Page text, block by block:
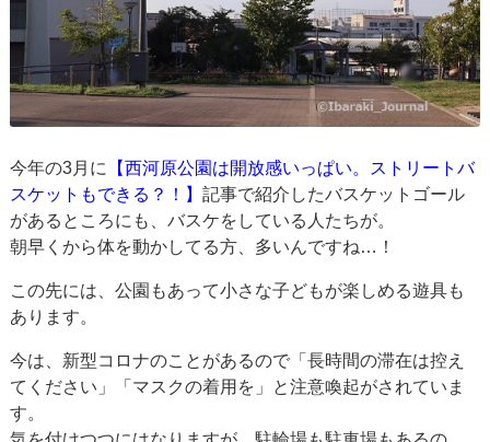
今年の3月に 【西河原公園は開放感いっぱい。ストリートバ
スケットもできる？！】記事で紹介したバスケットゴール
があるところにも、バスケをしている人たちが。
朝早くから体を動かしてる方、多いんですね…！
この先には、公園もあって小さな子どもが楽しめる遊具も
あります。
今は、新型コロナのことがあるので「長時間の滞在は控え
てください」「マスクの着用を」と注意喚起がされていま
す。